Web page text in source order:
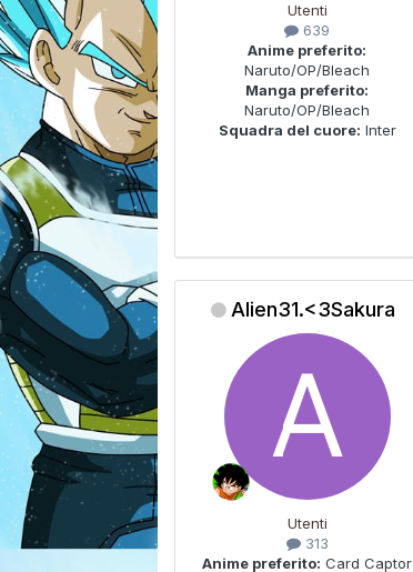
Utenti
639
Anime preferito:
Naruto/OP/Bleach
Manga preferito:
Naruto/OP/Bleach
Squadra del cuore: Inter
Alien31.<3Sakura
Utenti
313
Anime preferito: Card Captor